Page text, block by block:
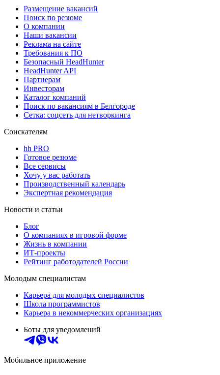
Размещение вакансий
Поиск по резюме
О компании
Наши вакансии
Реклама на сайте
Требования к ПО
Безопасный HeadHunter
HeadHunter API
Партнерам
Инвесторам
Каталог компаний
Поиск по вакансиям в Белгороде
Сетка: соцсеть для нетворкинга
Соискателям
hh PRO
Готовое резюме
Все сервисы
Хочу у вас работать
Производственный календарь
Экспертная рекомендация
Новости и статьи
Блог
О компаниях в игровой форме
Жизнь в компании
ИТ-проекты
Рейтинг работодателей России
Молодым специалистам
Карьера для молодых специалистов
Школа программистов
Карьера в некоммерческих организациях
Боты для уведомлений
Мобильное приложение